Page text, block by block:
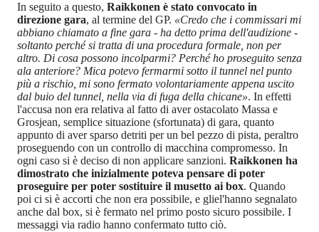
In seguito a questo, Raikkonen è stato convocato in
direzione gara, al termine del GP. «Credo che i commissari mi
abbiano chiamato a fine gara - ha detto prima dell'audizione -
soltanto perché si tratta di una procedura formale, non per
altro. Di cosa possono incolparmi? Perché ho proseguito senza
ala anteriore? Mica potevo fermarmi sotto il tunnel nel punto
più a rischio, mi sono fermato volontariamente appena uscito
dal buio del tunnel, nella via di fuga della chicane». In effetti
l'accusa non era relativa al fatto di aver ostacolato Massa e
Grosjean, semplice situazione (sfortunata) di gara, quanto
appunto di aver sparso detriti per un bel pezzo di pista, peraltro
proseguendo con un controllo di macchina compromesso. In
ogni caso si è deciso di non applicare sanzioni. Raikkonen ha
dimostrato che inizialmente poteva pensare di poter
proseguire per poter sostituire il musetto ai box. Quando
poi ci si è accorti che non era possibile, e gliel'hanno segnalato
anche dal box, si è fermato nel primo posto sicuro possibile. I
messaggi via radio hanno confermato tutto ciò.